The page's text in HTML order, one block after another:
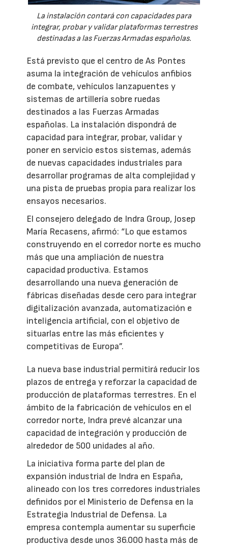
La instalación contará con capacidades para
integrar, probar y validar plataformas terrestres
destinadas a las Fuerzas Armadas españolas.
Está previsto que el centro de As Pontes
asuma la integración de vehículos anfibios
de combate, vehículos lanzapuentes y
sistemas de artillería sobre ruedas
destinados a las Fuerzas Armadas
españolas. La instalación dispondrá de
capacidad para integrar, probar, validar y
poner en servicio estos sistemas, además
de nuevas capacidades industriales para
desarrollar programas de alta complejidad y
una pista de pruebas propia para realizar los
ensayos necesarios.
El consejero delegado de Indra Group, Josep
María Recasens, afirmó: “Lo que estamos
construyendo en el corredor norte es mucho
más que una ampliación de nuestra
capacidad productiva. Estamos
desarrollando una nueva generación de
fábricas diseñadas desde cero para integrar
digitalización avanzada, automatización e
inteligencia artificial, con el objetivo de
situarlas entre las más eficientes y
competitivas de Europa”.
La nueva base industrial permitirá reducir los
plazos de entrega y reforzar la capacidad de
producción de plataformas terrestres. En el
ámbito de la fabricación de vehículos en el
corredor norte, Indra prevé alcanzar una
capacidad de integración y producción de
alrededor de 500 unidades al año.
La iniciativa forma parte del plan de
expansión industrial de Indra en España,
alineado con los tres corredores industriales
definidos por el Ministerio de Defensa en la
Estrategia Industrial de Defensa. La
empresa contempla aumentar su superficie
productiva desde unos 36.000 hasta más de